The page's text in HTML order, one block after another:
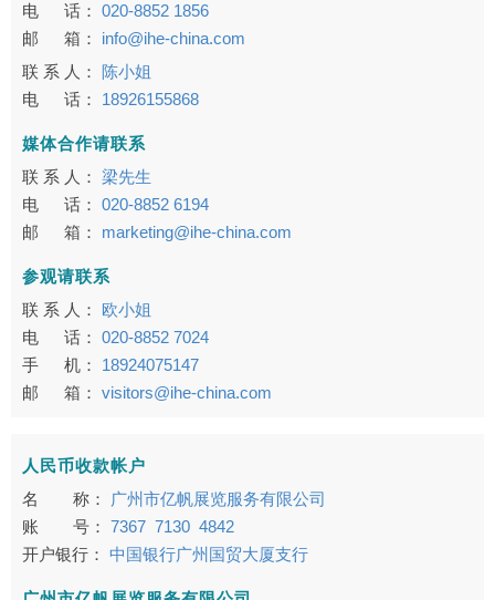
电 话： 020-8852 1856
邮 箱：
info@ihe-china.com
联 系 人：
陈小姐
电 话：
18926155868
媒体合作请联系
联 系 人： 梁先生
电 话： 020-8852 6194
邮 箱：
marketing@ihe-china.com
参观请联系
联 系 人：
欧小姐
电 话： 020-8852 7024
手 机：
18924075147
邮 箱： visitors@ihe-china.com
人民币收款帐户
名 称：
广州市亿帆展览服务有限公司
账 号： 7367 7130 4842
开户银行： 中国银行广州国贸大厦支行